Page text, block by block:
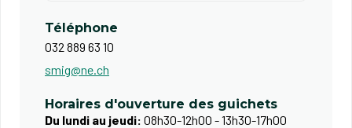
Téléphone
032 889 63 10
smig@ne.ch
Horaires d'ouverture des guichets
Du lundi au jeudi: 08h30-12h00 - 13h30-17h00